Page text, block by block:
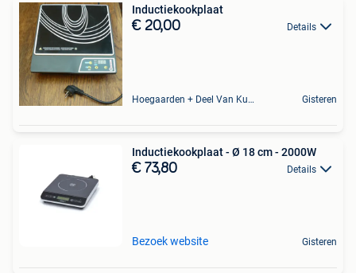
Inductiekookplaat
€ 20,00 Details
Hoegaarden + Deel Van Kumtich + Deel Van Tienen Gisteren
Inductiekookplaat - Ø 18 cm - 2000W
€ 73,80 Details
Bezoek website Gisteren